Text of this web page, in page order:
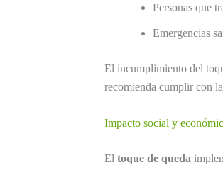
Personas que
Emergencias
El incumplimiento del
recomienda cumplir con
Impacto social y
El toque de queda